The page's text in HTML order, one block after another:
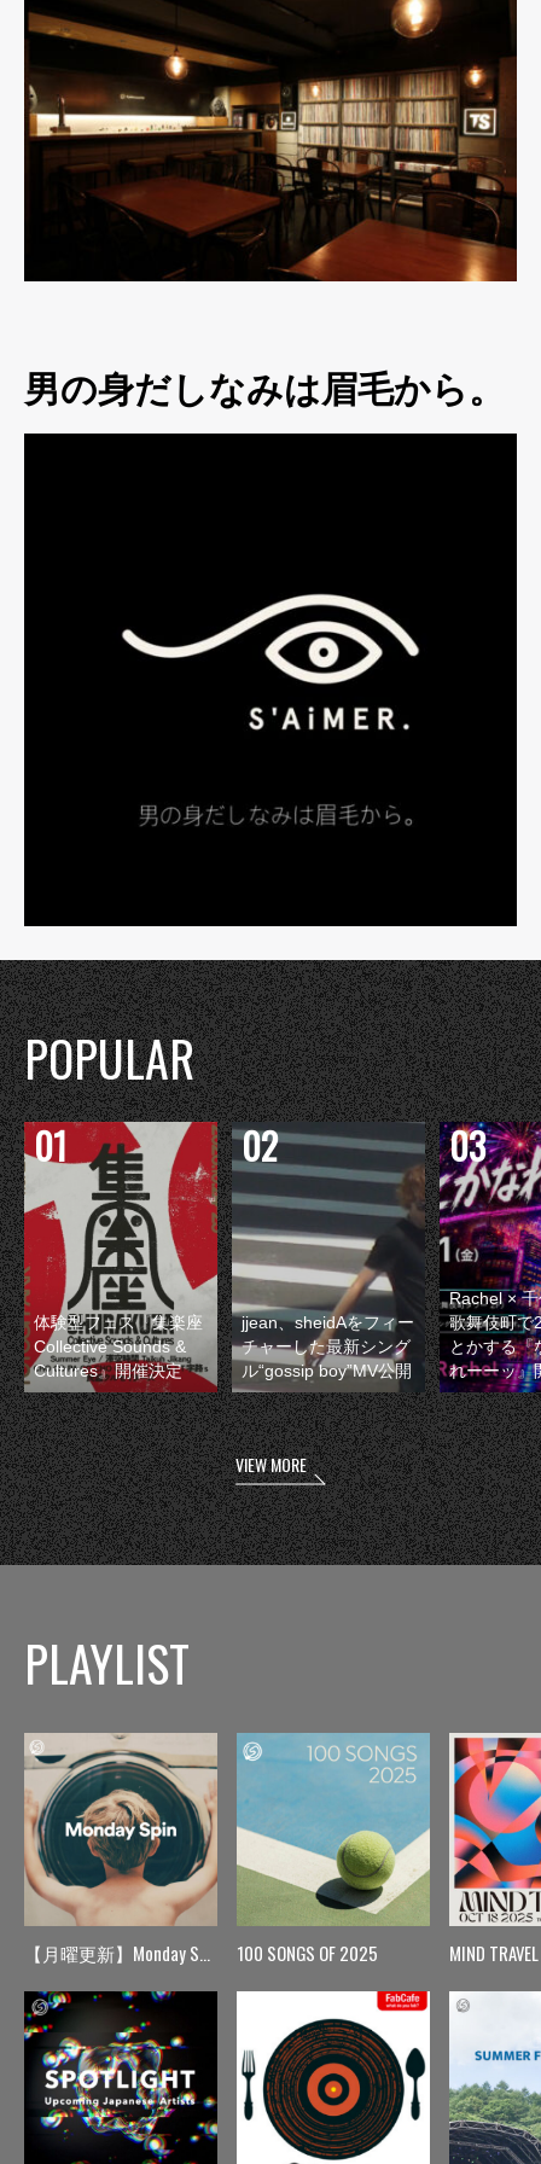
男の身だしなみは眉毛から。
POPULAR
体験型フェス『集楽座
Collective Sounds &
Cultures』開催決定
jjean、sheidAをフィー
チャーした最新シング
ル“gossip boy”MV公開
Rachel ×
歌舞伎町で
とかする『
れーーッ』
VIEW MORE
PLAYLIST
【月曜更新】Monday Spin 100 SONGS OF 2025 MIND TRAVEL